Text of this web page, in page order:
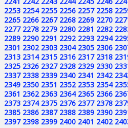
2253 2254 2255 2256 2257 2258
2265 2266 2267 2268 2269 2270
2277 2278 2279 2280 2281 2282
2289 2290 2291 2292 2293 2294
2301 2302 2303 2304 2305 2306
2313 2314 2315 2316 2317 2318
2325 2326 2327 2328 2329 2330
2337 2338 2339 2340 2341 2342
2349 2350 2351 2352 2353 2354
2361 2362 2363 2364 2365 2366
2373 2374 2375 2376 2377 2378
2385 2386 2387 2388 2389 2390
2397 2398 2399 2400 2401 2402